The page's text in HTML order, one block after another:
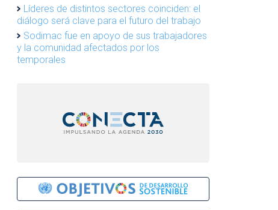
Líderes de distintos sectores coinciden: el
diálogo será clave para el futuro del trabajo
Sodimac fue en apoyo de sus trabajadores
y la comunidad afectados por los
temporales